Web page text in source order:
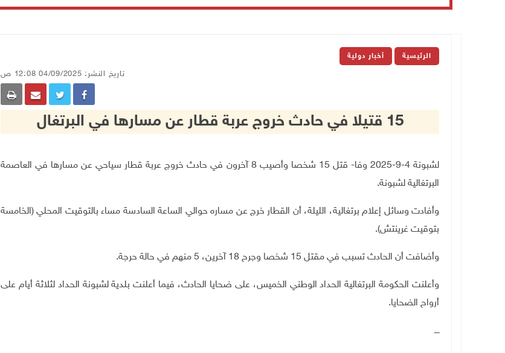
الرئيسية أخبار دولية
تاريخ النشر: 04/09/2025 12:08 ص
15 قتيلا في حادث خروج عربة قطار عن مسارها في البرتغال
لشبونة 4-9-2025 وفا- قتل 15 شخصا وأصيب 8 آخرون في حادث خروج عربة قطار سياحي عن مسارها في العاصمة
البرتغالية لشبونة.
وأفادت وسائل إعلام برتغالية، الليلة، أن القطار خرج عن مساره حوالي الساعة السادسة مساء بالتوقيت المحلي (الخامسة
بتوقيت غرينتش).
وأضافت أن الحادث تسبب في مقتل 15 شخصا وجرح 18 آخرين، 5 منهم في حالة حرجة .
وأعلنت الحكومة البرتغالية الحداد الوطني الخميس، على ضحايا الحادث، فيما أعلنت بلدية لشبونة الحداد لثلاثة أيام على
أرواح الضحايا.
ــــ